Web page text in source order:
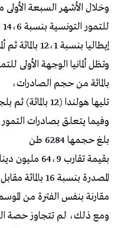
وخلال الأشهر السبعة
إيطاليا بنسبة 12،1 بالمائة ثم ألمانيا بنسبة 10،4 بالمائة.
بالمائة من حجم الصادرات،
تليها هولندا (12 بالمائة) ثم بلجيكا (9 بالمائة).
بلغ حجمها 6284 طن
بقيمة تقارب
مقارنة بنفس الفترة من
ومع ذلك، لم تتجاوز حصة